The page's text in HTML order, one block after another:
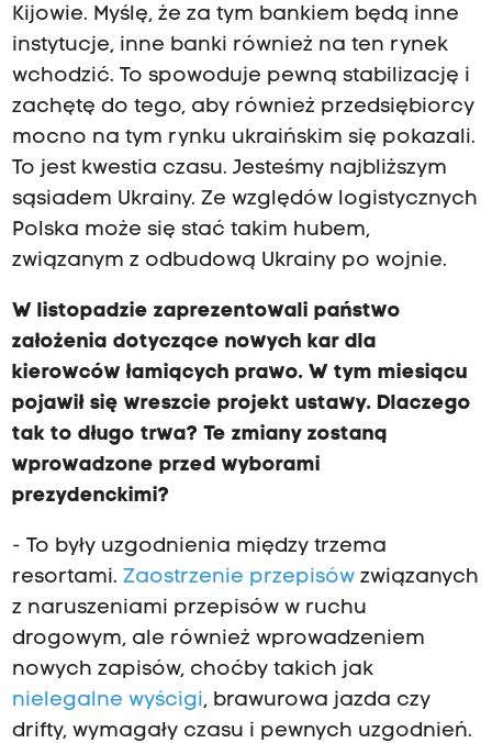
Kijowie. Myślę, że za tym bankiem będą inne
instytucje, inne banki również na ten rynek
wchodzić. To spowoduje pewną stabilizację i
zachętę do tego, aby również przedsiębiorcy
mocno na tym rynku ukraińskim się pokazali.
To jest kwestia czasu. Jesteśmy najbliższym
sąsiadem Ukrainy. Ze względów logistycznych
Polska może się stać takim hubem,
związanym z odbudową Ukrainy po wojnie.
W listopadzie zaprezentowali państwo
założenia dotyczące nowych kar dla
kierowców łamiących prawo. W tym miesiącu
pojawił się wreszcie projekt ustawy. Dlaczego
tak to długo trwa? Te zmiany zostaną
wprowadzone przed wyborami
prezydenckimi?
- To były uzgodnienia między trzema
resortami. Zaostrzenie przepisówzwiązanych
z naruszeniami przepisów w ruchu
drogowym, ale również wprowadzeniem
nowych zapisów, choćby takich jak
nielegalne wyścigi, brawurowa jazda czy
drifty, wymagały czasu i pewnych uzgodnień.